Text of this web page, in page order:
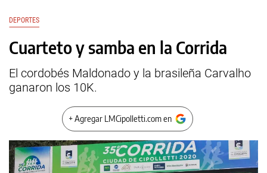
DEPORTES
Cuarteto y samba en la Corrida
El cordobés Maldonado y la brasileña Carvalho
ganaron los 10K.
+ Agregar LMCipolletti.com en